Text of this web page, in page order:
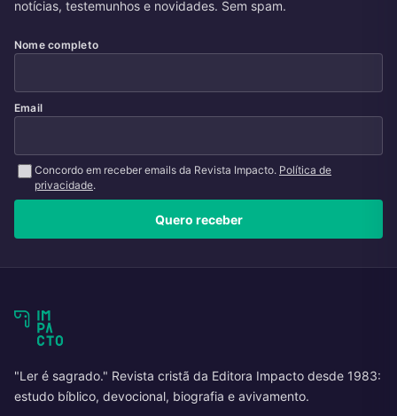
notícias, testemunhos e novidades. Sem spam.
Nome completo
Email
Concordo em receber emails da Revista Impacto. Política de
privacidade.
Quero receber
"Ler é sagrado." Revista cristã da Editora Impacto desde 1983:
estudo bíblico, devocional, biografia e avivamento.